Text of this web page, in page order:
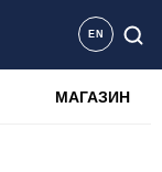
EN
МАГАЗИН